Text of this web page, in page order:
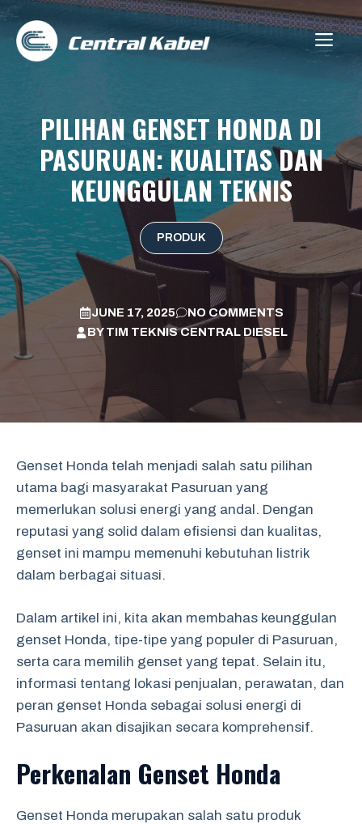
Skip
content
PILIHAN GENSET HONDA DI
PASURUAN: KUALITAS DAN
KEUNGGULAN TEKNIS
PRODUK
JUNE 17, 2025
NO COMMENTS
BYTIM TEKNIS CENTRAL DIESEL
Genset Honda telah menjadi salah satu pilihan
utama bagi masyarakat Pasuruan yang
memerlukan solusi energi yang andal. Dengan
reputasi yang solid dalam efisiensi dan kualitas,
genset ini mampu memenuhi kebutuhan listrik
dalam berbagai situasi.
Dalam artikel ini, kita akan membahas keunggulan
genset Honda, tipe-tipe yang populer di Pasuruan,
serta cara memilih genset yang tepat. Selain itu,
informasi tentang lokasi penjualan, perawatan, dan
peran genset Honda sebagai solusi energi di
Pasuruan akan disajikan secara komprehensif.
Perkenalan Genset Honda
Genset Honda merupakan salah satu produk